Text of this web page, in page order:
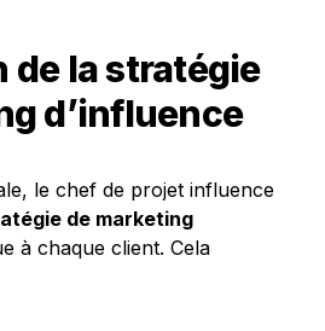
de la stratégie
d’influence
le chef de projet influence
de marketing
à chaque client. Cela